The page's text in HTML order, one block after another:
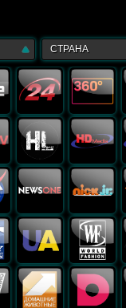
СТРАНА